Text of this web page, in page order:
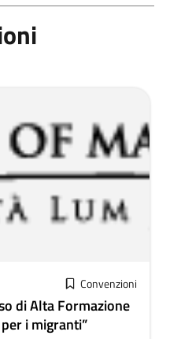
Convenzioni
di Alta Formazione
i migranti”